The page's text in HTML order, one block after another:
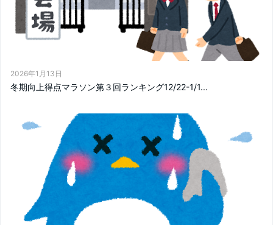
2026年1月13日
冬期向上得点マラソン第３回ランキング12/22-1/1...